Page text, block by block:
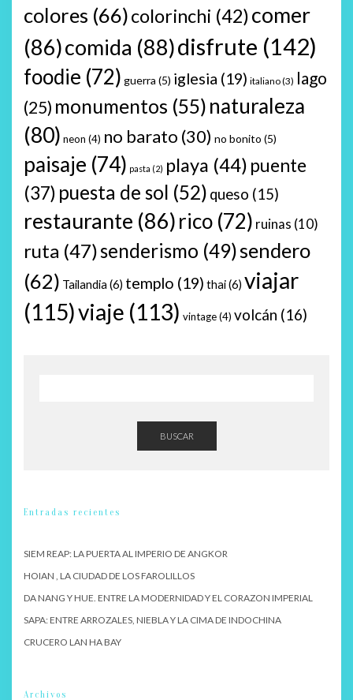
colores (66)colorinchi (42)comer
(86)comida (88)disfrute (142)
foodie (72) guerra (5) iglesia (19) italiano(3) lago
(25) monumentos (55) naturaleza
(80) neon (4) no barato (30) no bonito (5)
paisaje (74) pasta (2) playa (44) puente
(37) puesta de sol (52) queso (15)
restaurante (86)rico (72) ruinas (10)
ruta (47)senderismo (49)sendero
(62) Tailandia (6) templo (19) thai(6) viajar
(115)viaje (113) vintage(4) volcán (16)
BUSCAR
Entradas recientes
SIEM REAP: LA PUERTA AL IMPERIO DE ANGKOR
HOIAN , LA CIUDAD DE LOS FAROLILLOS
DA NANG Y HUE. ENTRE LA MODERNIDAD Y EL CORAZON IMPERIAL
SAPA: ENTRE ARROZALES, NIEBLA Y LA CIMA DE INDOCHINA
CRUCERO LAN HA BAY
Archivos